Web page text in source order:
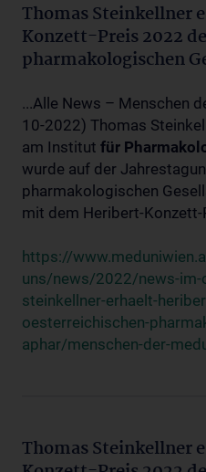
Thomas Steinkellner
Konzett-Preis 2022
pharmakologischen
...Alle News – Menschen
10-2022) Thomas
am Institut für
wurde auf der
pharmakologischen
mit dem Heribert-
https://
uns/news/2022/news-
steinkellner-erhaelt-
oesterreichischen-
aphar/menschen-der-
Thomas Steinkellner